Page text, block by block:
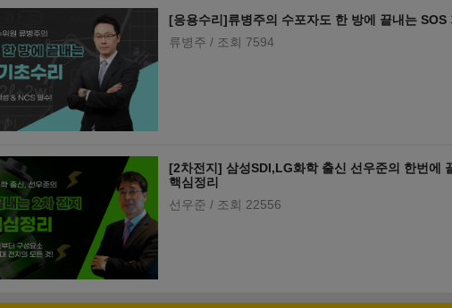
[응용수리]류병주의 수포자도 한 방에 끝내는 SOS
류병주 / 조회 7594
[2차전지] 삼성SDI,LG화학 출신 선우준의 한번에
핵심정리
선우준 / 조회 22556